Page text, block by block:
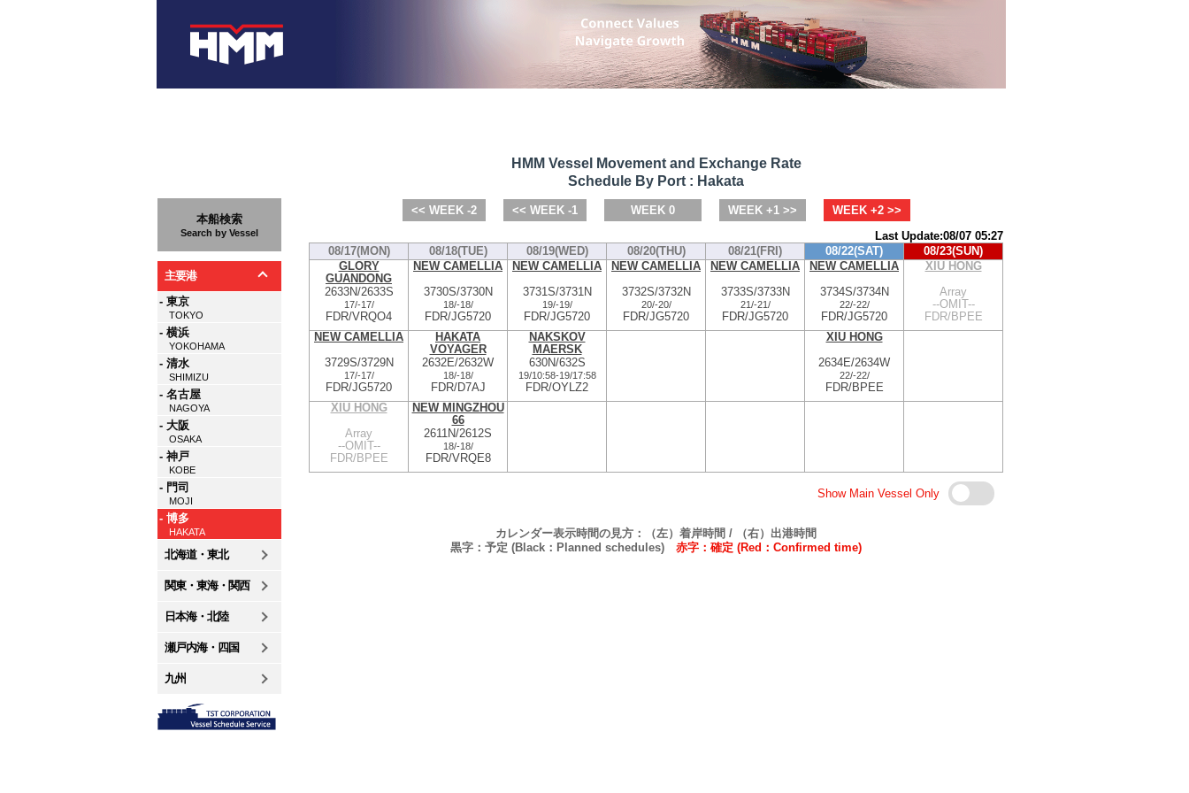
本船検索
Search by Vessel
主要港
- 東京
TOKYO
- 横浜
YOKOHAMA
- 清水
SHIMIZU
- 名古屋
NAGOYA
- 大阪
OSAKA
- 神戸
KOBE
- 門司
MOJI
- 博多
HAKATA
北海道・東北
関東・東海・関西
日本海・北陸
瀬戸内海・四国
九州
HMM Vessel Movement and Exchange Rate
Schedule By Port : Hakata
<< WEEK -2 << WEEK -1 WEEK 0 WEEK +1 >>
WEEK +2 >>
Last Update:08/07 05:27
08/17(MON)
08/18(TUE) 08/19(WED) 08/20(THU) 08/21(FRI) 08/22(SAT)
08/23(SUN)
GLORY
GUANDONG
2633N/2633S
17/-17/
FDR/VRQO4
NEW CAMELLIA
3730S/3730N
18/-18/
FDR/JG5720
NEW CAMELLIA
3731S/3731N
19/-19/
FDR/JG5720
NEW CAMELLIA
3732S/3732N
20/-20/
FDR/JG5720
NEW CAMELLIA
3733S/3733N
21/-21/
FDR/JG5720
NEW CAMELLIA
3734S/3734N
22/-22/
FDR/JG5720
XIU HONG
Array
--OMIT--
FDR/BPEE
NEW CAMELLIA
3729S/3729N
17/-17/
FDR/JG5720
HAKATA
VOYAGER
2632E/2632W
18/-18/
FDR/D7AJ
NAKSKOV
MAERSK
630N/632S
19/10:58-19/17:58
FDR/OYLZ2
XIU HONG
2634E/2634W
22/-22/
FDR/BPEE
XIU HONG
Array
--OMIT--
FDR/BPEE
NEW MINGZHOU
66
2611N/2612S
18/-18/
FDR/VRQE8
Show Main Vessel Only
カレンダー表示時間の見方：（左）着岸時間 / （右）出港時間
黒字：予定 (Black：Planned schedules) 赤字：確定 (Red：Confirmed time)